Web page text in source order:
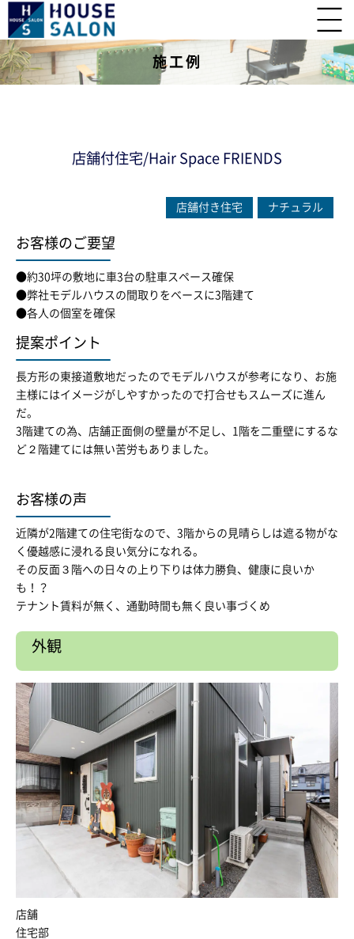
施工例
店舗付住宅/Hair Space FRIENDS
店舗付き住宅 ナチュラル
お客様のご要望
●約30坪の敷地に車3台の駐車スペース確保
●弊社モデルハウスの間取りをベースに3階建て
●各人の個室を確保
提案ポイント
長方形の東接道敷地だったのでモデルハウスが参考になり、お施
主様にはイメージがしやすかったので打合せもスムーズに進ん
だ。
3階建ての為、店舗正面側の壁量が不足し、1階を二重壁にするな
ど２階建てには無い苦労もありました。
お客様の声
近隣が2階建ての住宅街なので、3階からの見晴らしは遮る物がな
く優越感に浸れる良い気分になれる。
その反面３階への日々の上り下りは体力勝負、健康に良いか
も！？
テナント賃料が無く、通勤時間も無く良い事づくめ
外観
店舗
住宅部